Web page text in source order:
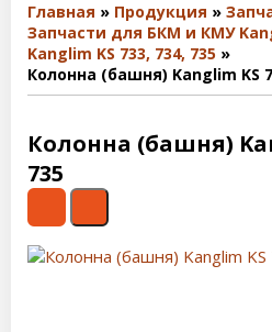
Главная Продукция
Запчасти для БКМ и КМУ
Kanglim KS 733, 734, 735
Колонна (башня) Kanglim KS
Колонна (башня)
735